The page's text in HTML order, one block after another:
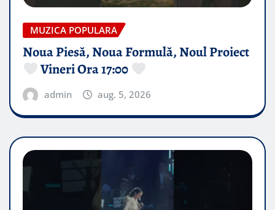
MUZICA POPULARA
Noua Piesă, Noua Formulă, Noul Proiect
Vineri Ora 17:00
admin aug. 5, 2026